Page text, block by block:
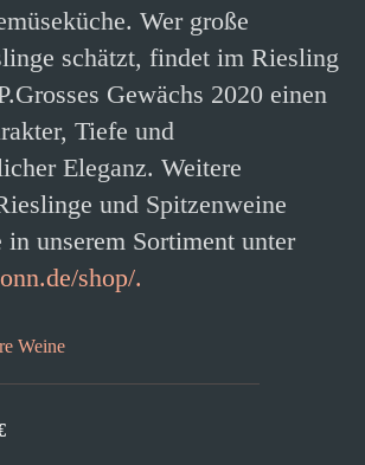
Wer große
schätzt, findet im Riesling
Gewächs 2020 einen
Tiefe und
Eleganz. Weitere
und Spitzenweine
in unserem Sortiment unter
shop/.
Weine